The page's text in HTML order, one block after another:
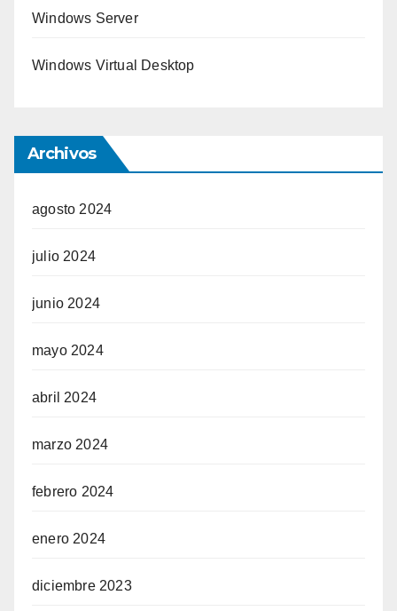
Windows Server
Windows Virtual Desktop
Archivos
agosto 2024
julio 2024
junio 2024
mayo 2024
abril 2024
marzo 2024
febrero 2024
enero 2024
diciembre 2023